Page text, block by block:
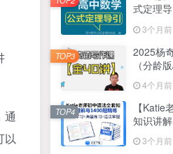
通
以
式定理
3个月前
2025杨
（分龄
4个月前
TOP3
【Katie
知识讲
3个月前
TOP4